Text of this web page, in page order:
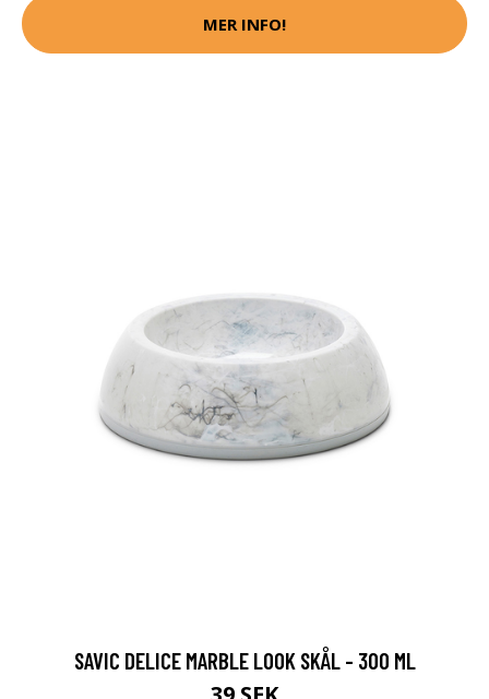
MER INFO!
SAVIC DELICE MARBLE LOOK SKÅL - 300 ML